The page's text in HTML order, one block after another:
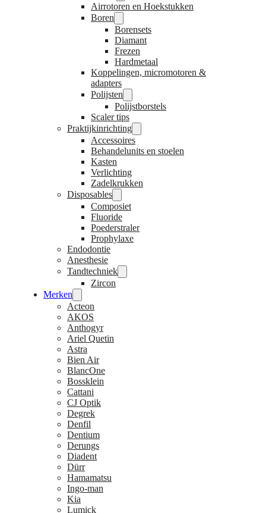
Airrotoren en Hoekstukken
Boren
Borensets
Diamant
Frezen
Hardmetaal
Koppelingen, micromotoren &
adapters
Polijsten
Polijstborstels
Scaler tips
Praktijkinrichting
Accessoires
Behandelunits en stoelen
Kasten
Verlichting
Zadelkrukken
Disposables
Composiet
Fluoride
Poederstraler
Prophylaxe
Endodontie
Anesthesie
Tandtechniek
Zircon
Merken
Acteon
AKOS
Anthogyr
Ariel Quetin
Astra
Bien Air
BlancOne
Bossklein
Cattani
CJ Optik
Degrek
Denfil
Dentium
Derungs
Diadent
Dürr
Hamamatsu
Ingo-man
Kia
Lumick